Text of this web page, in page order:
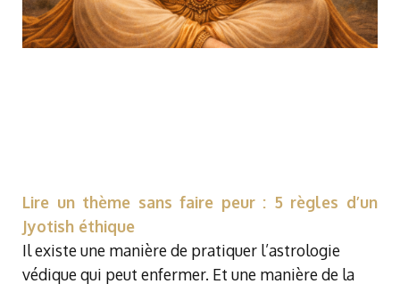
Lire un thème sans faire peur : 5 règles d’un
Jyotish éthique
Il existe une manière de pratiquer l’astrologie
védique qui peut enfermer. Et une manière de la